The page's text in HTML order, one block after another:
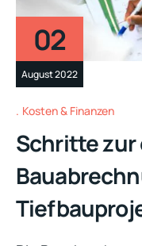
02
August 2022
Kosten & Finanzen
Schritte